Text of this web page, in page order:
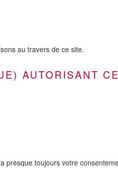
au travers de ce site.
AUTORISANT
presque toujours votre